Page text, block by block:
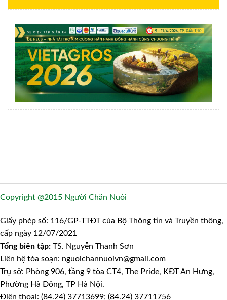
Copyright @2015 Người Chăn Nuôi
Giấy phép số: 116/GP-TTĐT của Bộ Thông tin và Truyền thông,
cấp ngày 12/07/2021
Tổng biên tập: TS. Nguyễn Thanh Sơn
Liên hệ tòa soạn: nguoichannuoivn@gmail.com
Trụ sở: Phòng 906, tầng 9 tòa CT4, The Pride, KĐT An Hưng,
Phường Hà Đông, TP Hà Nội.
Điện thoại: (84.24) 37713699; (84.24) 37711756